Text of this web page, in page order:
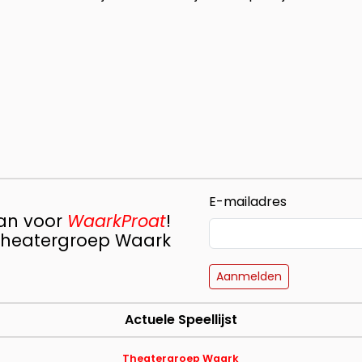
voor WaarkProat!
Waark
E-mailadres
Alleen een e-mailadres is
Voornaam
Aanmelden
Actuele Speellijst
Theatergroep Waark